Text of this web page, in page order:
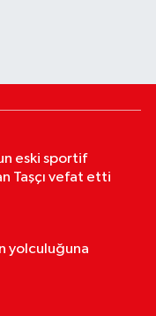
eski sportif
Taşçı vefat etti
yolculuğuna